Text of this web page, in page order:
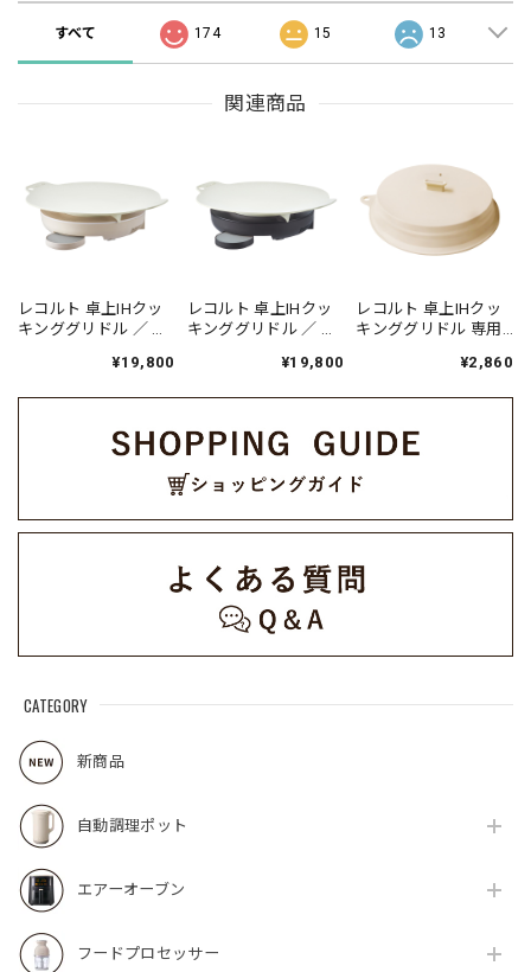
CATEGORY
新商品
自動調理ポット
エアーオーブン
フードプロセッサー
すべて 174 15 13
関連商品
レコルト 卓上IHクッ
キンググリドル ／ ク
¥19,800
レコルト 卓上IHクッ
キンググリドル ／ グ
¥19,800
レコルト 卓上IHクッ
キンググリドル 専用
¥2,860